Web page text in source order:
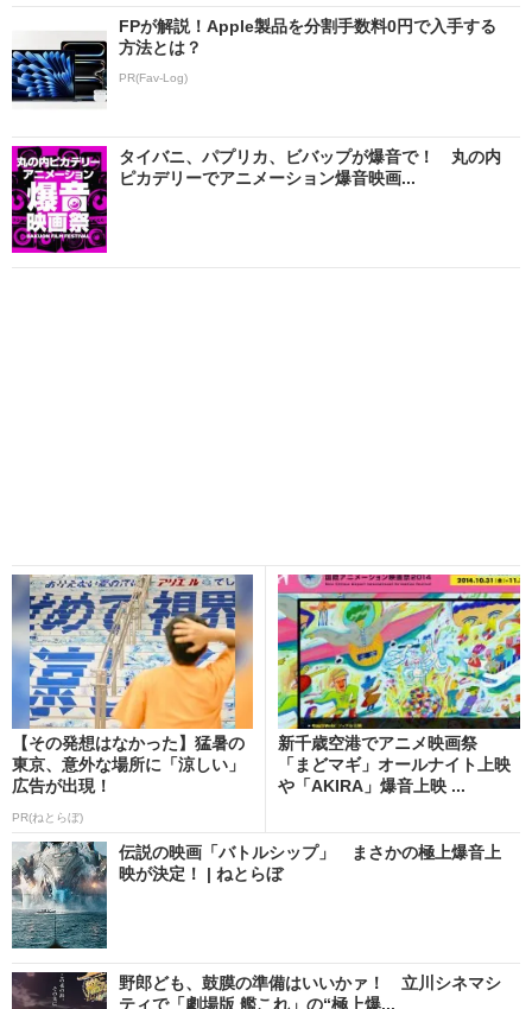
FPが解説！Apple製品を分割手数料0円で入手する
方法とは？
PR(Fav-Log)
タイバニ、パプリカ、ビバップが爆音で！ 丸の内
ピカデリーでアニメーション爆音映画...
【その発想はなかった】猛暑の
東京、意外な場所に「涼しい」
広告が出現！
PR(ねとらぼ)
新千歳空港でアニメ映画祭
「まどマギ」オールナイト上映
や「AKIRA」爆音上映 ...
伝説の映画「バトルシップ」 まさかの極上爆音上
映が決定！ | ねとらぼ
野郎ども、鼓膜の準備はいいかァ！ 立川シネマシ
ティで「劇場版 艦これ」の“極上爆...